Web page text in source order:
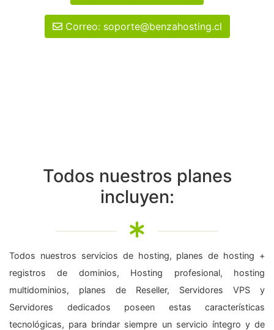
Correo: soporte@benzahosting.cl
Todos nuestros planes
incluyen:
Todos nuestros servicios de hosting, planes de hosting +
registros de dominios, Hosting profesional, hosting
multidominios, planes de Reseller, Servidores VPS y
Servidores dedicados poseen estas características
tecnológicas, para brindar siempre un servicio íntegro y de